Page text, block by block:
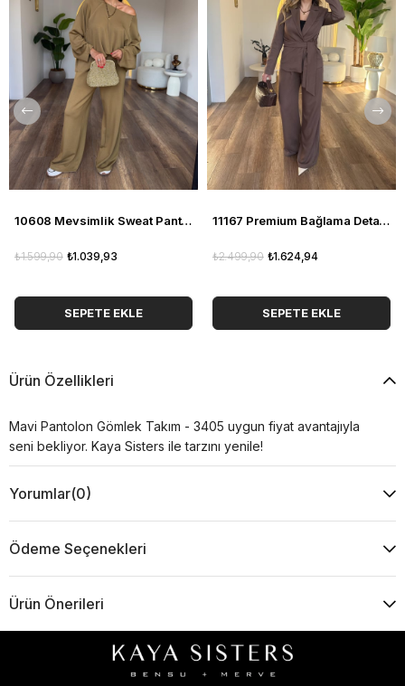
10608 Mevsimlik Sweat Pantolon Takım
₺1.039,93
₺1.599,90
SEPETE EKLE
11167 Premium Bağlama Detaylı Pantolon Ceket Takım
₺1.624,94
₺2.499,90
SEPETE EKLE
Ürün Özellikleri
Mavi Pantolon Gömlek Takım - 3405 uygun fiyat avantajıyla
seni bekliyor. Kaya Sisters ile tarzını yenile!
Yorumlar(0)
Ödeme Seçenekleri
Ürün Önerileri